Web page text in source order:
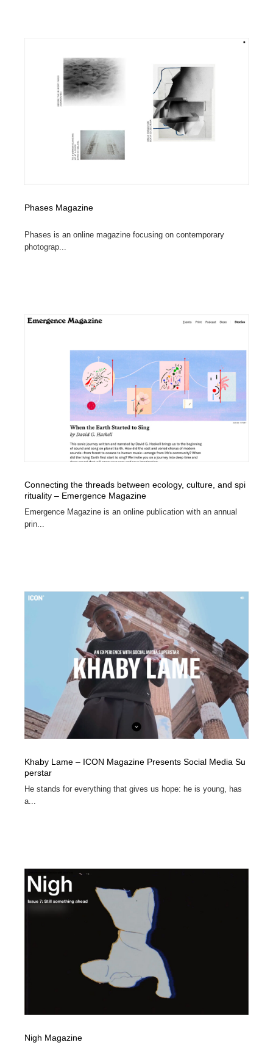
Phases Magazine
Phases is an online magazine focusing on contemporary
photograp...
Connecting the threads between ecology, culture, and spi
rituality – Emergence Magazine
Emergence Magazine is an online publication with an annual
prin...
Khaby Lame – ICON Magazine Presents Social Media Su
perstar
He stands for everything that gives us hope: he is young, has
a...
Nigh Magazine